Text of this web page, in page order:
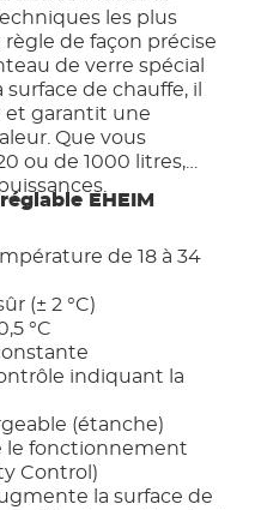
les plus
de façon précise
de verre spécial
de chauffe, il
et garantit une
Que vous
ou de 1000 litres,
EHEIM
de 18 à 34
(± 2 °C)
°C
indiquant la
(étanche)
le fonctionnement
Control)
la surface de